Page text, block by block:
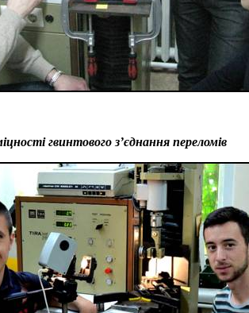
гвинтового з’єднання переломів